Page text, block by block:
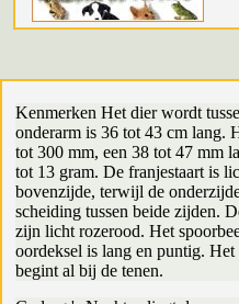
Kenmerken Het dier wordt
onderarm is 36 tot 43 cm lang.
tot 300 mm, een 38 tot 47 mm
tot 13 gram. De franjestaart is
bovenzijde, terwijl de
scheiding tussen beide zijden.
zijn licht rozerood. Het
oordeksel is lang en puntig.
begint al bij de tenen.